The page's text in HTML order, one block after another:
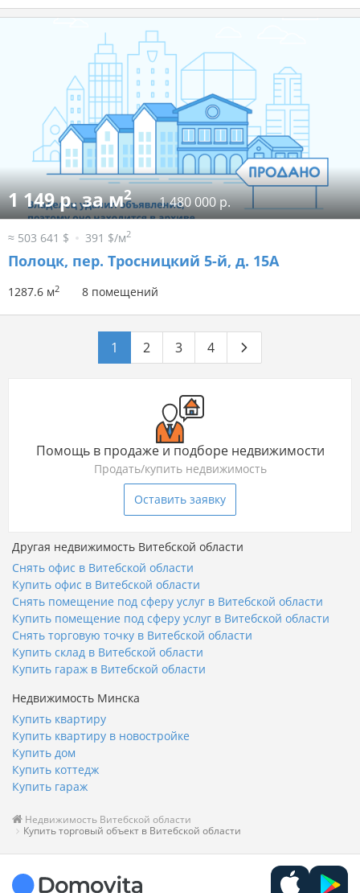
1 149 р. за м2 1 480 000 р.
≈ 503 641 $ 391 $/м2
Полоцк, пер. Тросницкий 5-й, д. 15А
1287.6 м2 8 помещений
1 2 3 4
Помощь в продаже и подборе недвижимости
Продать/купить недвижимость
Оставить заявку
Другая недвижимость Витебской области
Снять офис в Витебской области
Купить офис в Витебской области
Снять помещение под сферу услуг в Витебской области
Купить помещение под сферу услуг в Витебской области
Снять торговую точку в Витебской области
Купить склад в Витебской области
Купить гараж в Витебской области
Недвижимость Минска
Купить квартиру
Купить квартиру в новостройке
Купить дом
Купить коттедж
Купить гараж
Недвижимость Витебской области
Купить торговый объект в Витебской области